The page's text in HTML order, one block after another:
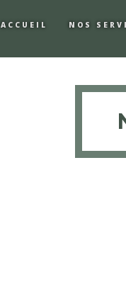
ACCUEIL NOS